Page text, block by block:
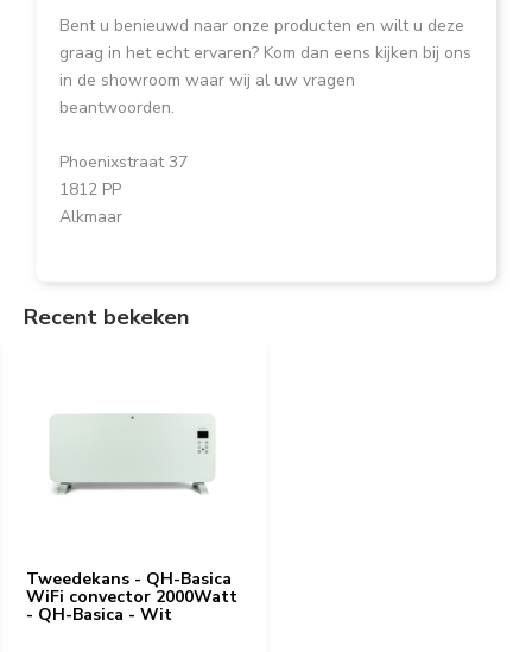
Bent u benieuwd naar onze producten en wilt u deze
graag in het echt ervaren? Kom dan eens kijken bij ons
in de showroom waar wij al uw vragen
beantwoorden.
Phoenixstraat 37
1812 PP
Alkmaar
Recent bekeken
Tweedekans - QH-Basica
WiFi convector 2000Watt
- QH-Basica - Wit